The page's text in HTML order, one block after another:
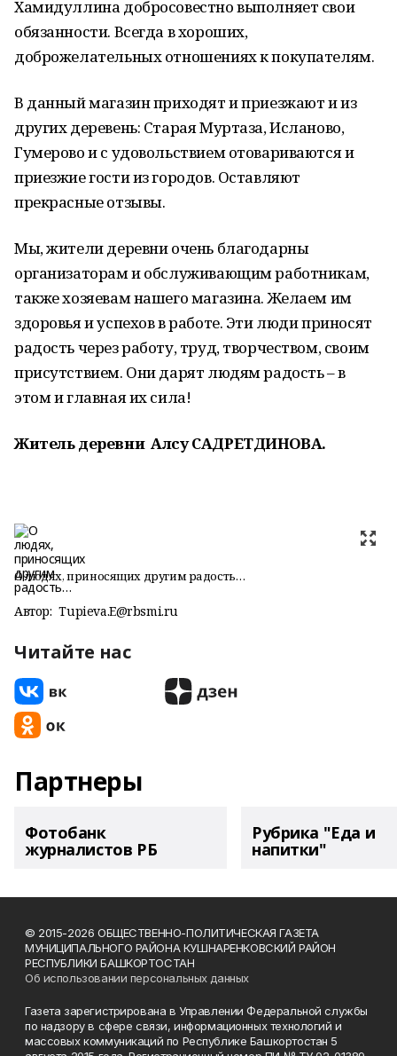
Хамидуллина добросовестно выполняет свои
обязанности. Всегда в хороших,
доброжелательных отношениях к покупателям.
В данный магазин приходят и приезжают и из
других деревень: Старая Муртаза, Исланово,
Гумерово и с удовольствием отовариваются и
приезжие гости из городов. Оставляют
прекрасные отзывы.
Мы, жители деревни очень благодарны
организаторам и обслуживающим работникам,
также хозяевам нашего магазина. Желаем им
здоровья и успехов в работе. Эти люди приносят
радость через работу, труд, творчеством, своим
присутствием. Они дарят людям радость – в
этом и главная их сила!
Житель деревни Алсу САДРЕТДИНОВА.
О людях, приносящих другим радость…
Автор: Tupieva.E@rbsmi.ru
Читайте нас
Партнеры
Фотобанк
журналистов РБ
Рубрика "Еда и
напитки"
© 2015-2026 ОБЩЕСТВЕННО-ПОЛИТИЧЕСКАЯ ГАЗЕТА
МУНИЦИПАЛЬНОГО РАЙОНА КУШНАРЕНКОВСКИЙ РАЙОН
РЕСПУБЛИКИ БАШКОРТОСТАН
Об использовании персональных данных
Газета зарегистрирована в Управлении Федеральной службы
по надзору в сфере связи, информационных технологий и
массовых коммуникаций по Республике Башкортостан 5